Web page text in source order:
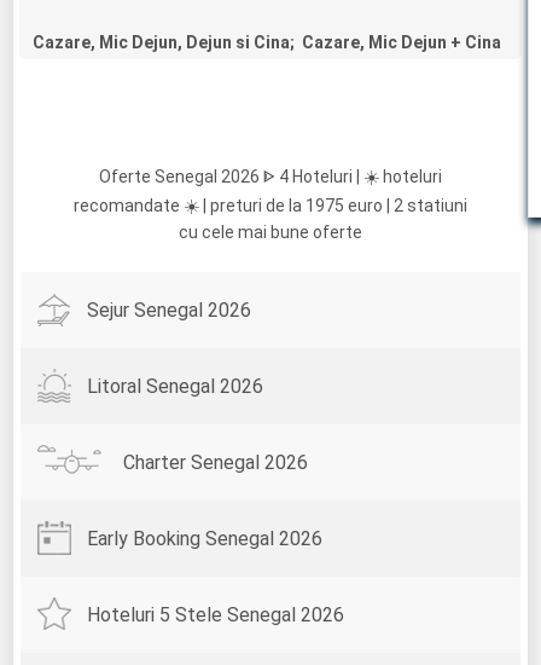
Cazare, Mic Dejun, Dejun si Cina; Cazare, Mic Dejun + Cina
Oferte Senegal 2026 ᐈ 4 Hoteluri | ☀️ hoteluri
recomandate ☀️ | preturi de la 1975 euro | 2 statiuni
cu cele mai bune oferte
Sejur Senegal 2026
Litoral Senegal 2026
Charter Senegal 2026
Early Booking Senegal 2026
Hoteluri 5 Stele Senegal 2026